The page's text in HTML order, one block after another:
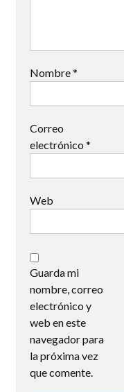
Nombre*
Correo
electrónico *
Web
Guarda mi
nombre, correo
electrónico y
web en este
navegador para
la próxima vez
que comente.